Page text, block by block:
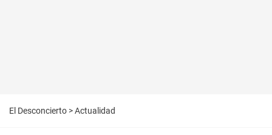
El Desconcierto >Actualidad